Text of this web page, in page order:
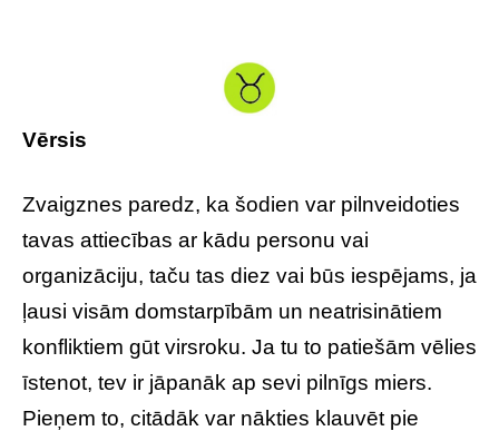
Vērsis
Zvaigznes paredz, ka šodien var pilnveidoties
tavas attiecības ar kādu personu vai
organizāciju, taču tas diez vai būs iespējams, ja
ļausi visām domstarpībām un neatrisinātiem
konfliktiem gūt virsroku. Ja tu to patiešām vēlies
īstenot, tev ir jāpanāk ap sevi pilnīgs miers.
Pieņem to, citādāk var nākties klauvēt pie